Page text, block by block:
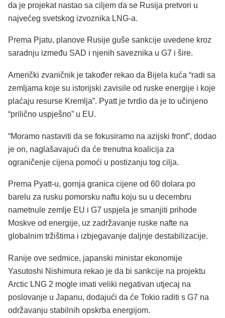
da je projekat nastao sa ciljem da se Rusija pretvori u
najvećeg svetskog izvoznika LNG-a.
Prema Pjatu, planove Rusije guše sankcije uvedene kroz
saradnju između SAD i njenih saveznika u G7 i šire.
Američki zvaničnik je također rekao da Bijela kuća “radi sa
zemljama koje su istorijski zavisile od ruske energije i koje
plaćaju resurse Kremlja”. Pyatt je tvrdio da je to učinjeno
“prilično uspješno” u EU.
“Moramo nastaviti da se fokusiramo na azijski front”, dodao
je on, naglašavajući da će trenutna koalicija za
ograničenje cijena pomoći u postizanju tog cilja.
Prema Pyatt-u, gornja granica cijene od 60 dolara po
barelu za rusku pomorsku naftu koju su u decembru
nametnule zemlje EU i G7 uspjela je smanjiti prihode
Moskve od energije, uz zadržavanje ruske nafte na
globalnim tržištima i izbjegavanje daljnje destabilizacije.
Ranije ove sedmice, japanski ministar ekonomije
Yasutoshi Nishimura rekao je da bi sankcije na projektu
Arctic LNG 2 mogle imati veliki negativan utjecaj na
poslovanje u Japanu, dodajući da će Tokio raditi s G7 na
održavanju stabilnih opskrba energijom.